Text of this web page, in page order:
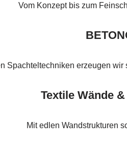
Vom Konzept bis zum
Spachteltechniken erzeugen
Textile Wände
Mit edlen Wandstrukturen